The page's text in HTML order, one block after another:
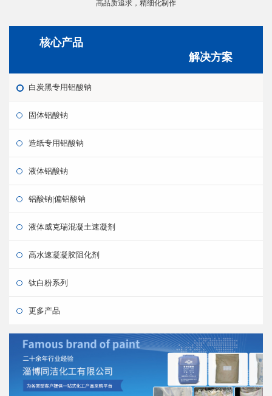
高品质追求，精细化制作
核心产品
解决方案
白炭黑专用铝酸钠
固体铝酸钠
造纸专用铝酸钠
液体铝酸钠
铝酸钠|偏铝酸钠
液体威克瑞混凝土速凝剂
高水速凝凝胶阻化剂
钛白粉系列
更多产品